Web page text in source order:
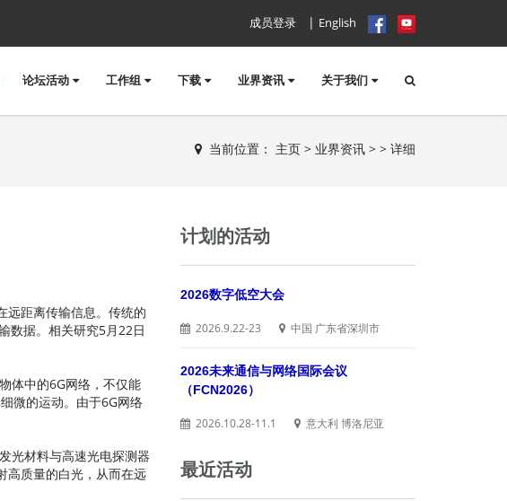
成员登录 | English
论坛活动 工作组 下载 业界资讯 关于我们
当前位置： 主页 > 业界资讯 > > 详细
远距离传输信息。传统的
数据。相关研究5月22日
体中的6G网络，不仅能
微的运动。由于6G网络
光材料与高速光电探测器
高质量的白光，从而在远
计划的活动
2026数字低空大会
2026.9.22-23 中国 广东省深圳市
2026未来通信与网络国际会议
（FCN2026）
2026.10.28-11.1 意大利 博洛尼亚
最近活动